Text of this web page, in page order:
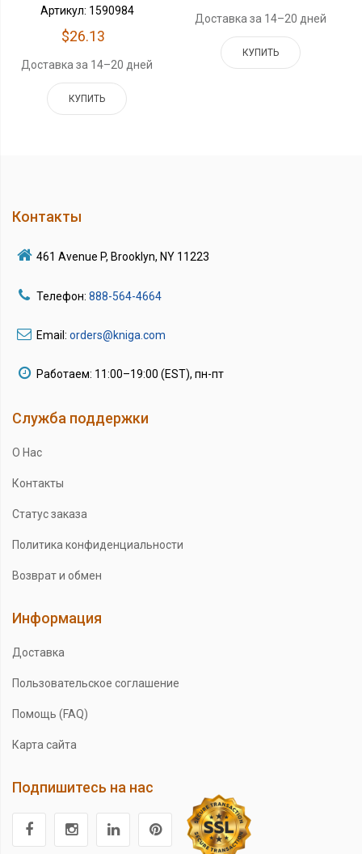
Артикул: 1590984
$26.13
Доставка за 14–20 дней
КУПИТЬ
Доставка за 14–20 дней
КУПИТЬ
Контакты
461 Avenue P, Brooklyn, NY 11223
Телефон: 888-564-4664
Email: orders@kniga.com
Работаем: 11:00–19:00 (EST), пн-пт
Служба поддержки
О Нас
Контакты
Статус заказа
Политика конфиденциальности
Возврат и обмен
Информация
Доставка
Пользовательское соглашение
Помощь (FAQ)
Карта сайта
Подпишитесь на нас